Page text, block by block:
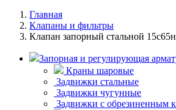
Главная
Клапаны и фильтры
Клапан запорный стальной
Запорная и регулирующая
Краны шаровые
Задвижки стальные
Задвижки чугунные
Задвижки с обрезиненным